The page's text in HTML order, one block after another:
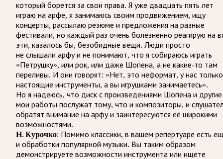
который борется за свои права. Я уже двадцать пять лет
играю на арфе, я занимаюсь своим продвижением, ищу
концерты, рассылаю резюме и предложения на разные
фестивали, но каждый раз очень болезненно реагирую на
эти, казалось бы, безобидные вещи. Люди просто
не слышали арфу и не понимают, что я собираюсь играть
«Петрушку», или рок, или даже Шопена, а не какие-то там
переливы. И они говорят: «Нет, это неформат, у нас только
настоящие инструменты, а вы игрушками занимаетесь».
Но я надеюсь, что диск с произведениями Шопена и другие
мои работы послужат тому, что и композиторы, и
обратят внимание на арфу и заинтересуются её широкими
возможностями.
Н. Курочко: Помимо классики, в вашем репертуаре есть
и обработки популярной музыки. Вы таким образом
демонстрируете возможности инструмента или ищете